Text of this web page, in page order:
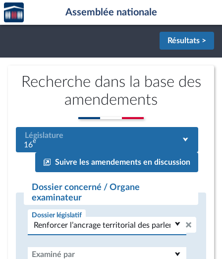
Aller au contenu
Aller en bas de la page
Accèder
à la
page
Assemblée nationale
Résultats >
Recherche dans la base des
amendements
Législature
16e
Suivre les amendements en discussion
Dossier concerné / Organe
examinateur
Dossier législatif
Examiné par